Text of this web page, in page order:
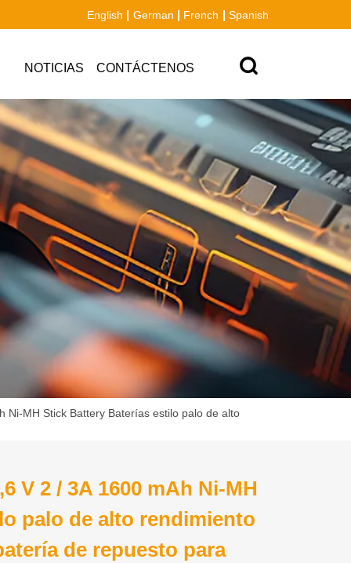
English German French Spanish
NOTICIAS CONTÁCTENOS
Ni-MH Stick Battery Baterías estilo palo de alto
V 2 / 3A 1600 mAh Ni-MH
palo de alto rendimiento
de repuesto para